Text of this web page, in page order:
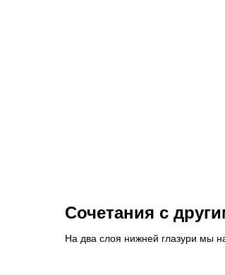
Сочетания с
На два слоя нижней глазури мы